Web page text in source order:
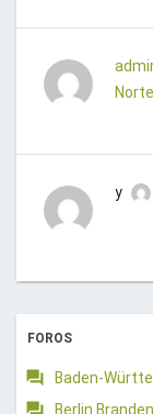
y
FOROS
Baden-
Berlin